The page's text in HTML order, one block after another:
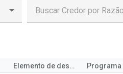
Elemento de despesa Programa